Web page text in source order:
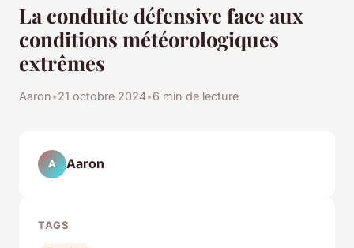
La conduite défensive face aux
conditions météorologiques
extrêmes
Aaron•21 octobre 2024•6 min de lecture
A Aaron
TAGS